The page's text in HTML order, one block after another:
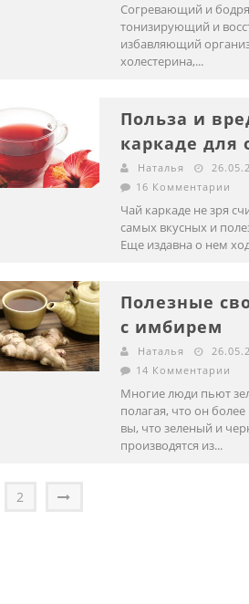
Согревающий и
тонизирующий и
избавляющий
холестерина,...
Польза и
каркаде для
Наталья
16 Комментарии
Чай каркаде не зря
самых вкусных и
Еще издавна о нем
Полезные
с имбирем
Наталья
14 Комментарии
Многие люди пьют
полагая, что он
вы, что зеленый и
производятся из...
2